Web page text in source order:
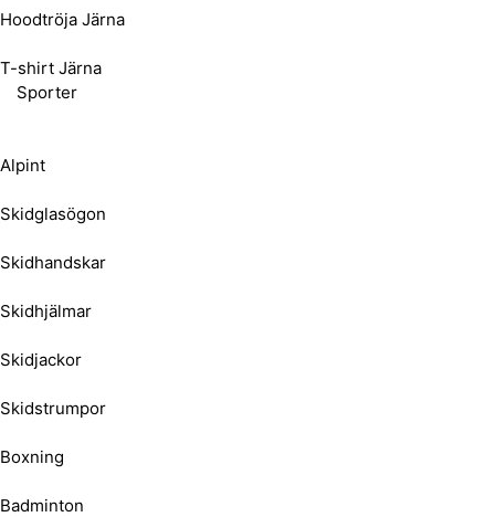
Hoodtröja Järna
T-shirt Järna
Sporter
Alpint
Skidglasögon
Skidhandskar
Skidhjälmar
Skidjackor
Skidstrumpor
Boxning
Badminton